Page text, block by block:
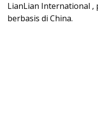
LianLian International ,
berbasis di China.